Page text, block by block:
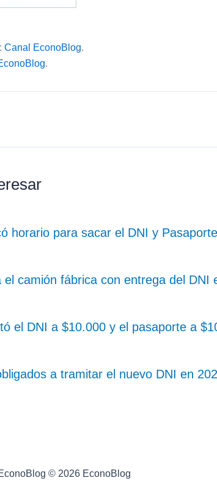
Canal EconoBlog.
.
horario para sacar el DNI y
el camión fábrica con entrega del DNI
el DNI a $10.000 y el pasaporte a
a tramitar el nuevo DNI en
© 2026 EconoBlog